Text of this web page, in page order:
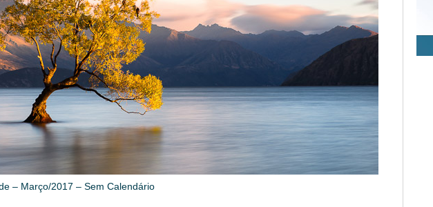
– Março/2017 – Sem Calendário